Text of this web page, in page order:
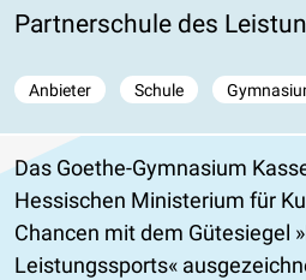
Partnerschule des
Anbieter Schule
Das Goethe-Gymnasium
Hessischen Ministerium für
Chancen mit dem Gütesiegel
Leistungssports«